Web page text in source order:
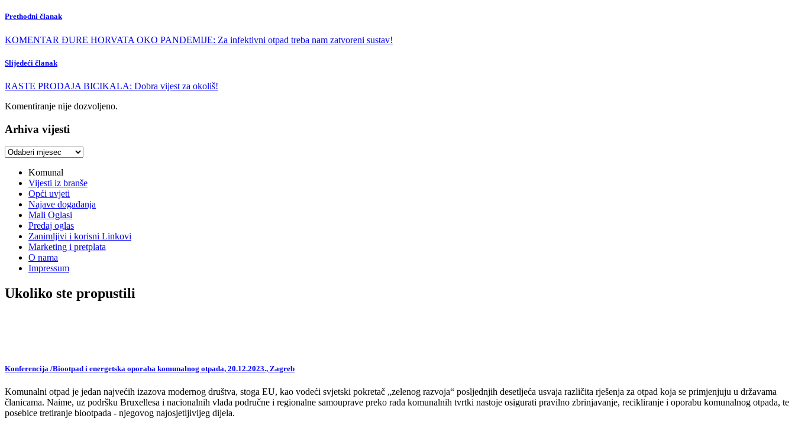
Prethodni članak
KOMENTAR ĐURE HORVATA OKO PANDEMIJE: Za infektivni otpad treba nam zatvoreni sustav!
Slijedeći članak
RASTE PRODAJA BICIKALA: Dobra vijest za okoliš!
Komentiranje nije dozvoljeno.
Arhiva vijesti
Arhiva
Komunal
Vijesti iz branše
Opći uvjeti
Najave događanja
Mali Oglasi
Predaj oglas
Zanimljivi i korisni Linkovi
Marketing i pretplata
O nama
Impressum
Ukoliko ste propustili
Konferencija /Biootpad i energetska oporaba komunalnog otpada, 20.12.2023., Zagreb
Komunalni otpad je jedan najvećih izazova modernog društva, stoga EU, kao vodeći svjetski pokretač „zelenog razvoja“ posljednjih desetljeća usvaja različita rješenja za otpad koja se primjenjuju u državama
članicama. Naime, uz podršku Bruxellesa i nacionalnih vlada područne i regionalne samouprave preko rada komunalnih tvrtki nastoje osigurati pravilno zbrinjavanje, recikliranje i oporabu komunalnog otpada, te
posebice tretiranje biootpada - njegovog najosjetljivijeg dijela.